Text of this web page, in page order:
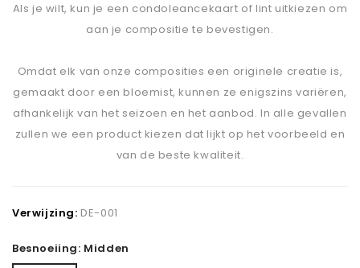
Als je wilt, kun je een condoleancekaart of lint uitkiezen om
aan je compositie te bevestigen.
Omdat elk van onze composities een originele creatie is,
gemaakt door een bloemist, kunnen ze enigszins variëren,
afhankelijk van het seizoen en het aanbod. In alle gevallen
zullen we een product kiezen dat lijkt op het voorbeeld en
van de beste kwaliteit.
Verwijzing: DE-001
Besnoeiing: Midden